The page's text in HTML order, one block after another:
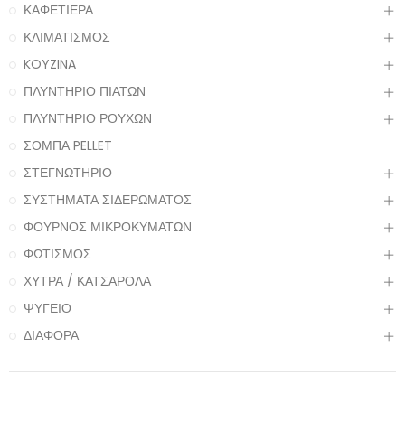
ΚΑΦΕΤΙΕΡΑ
ΚΛΙΜΑΤΙΣΜΟΣ
KOYZINA
ΠΛΥΝΤΗΡΙΟ ΠΙΑΤΩΝ
ΠΛΥΝΤΗΡΙΟ ΡΟΥΧΩΝ
ΣΟΜΠΑ PELLET
ΣΤΕΓΝΩΤΗΡΙΟ
ΣΥΣΤΗΜΑΤΑ ΣΙΔΕΡΩΜΑΤΟΣ
ΦΟΥΡΝΟΣ ΜΙΚΡΟΚΥΜΑΤΩΝ
ΦΩΤΙΣΜΟΣ
ΧΥΤΡΑ / ΚΑΤΣΑΡΟΛΑ
ΨΥΓΕΙΟ
ΔΙΑΦΟΡΑ